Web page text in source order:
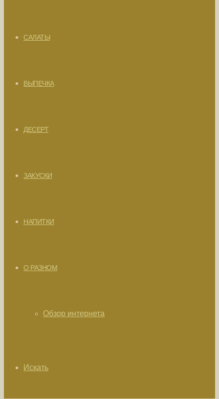
САЛАТЫ
ВЫПЕЧКА
ДЕСЕРТ
ЗАКУСКИ
НАПИТКИ
О РАЗНОМ
Обзор интернета
Искать